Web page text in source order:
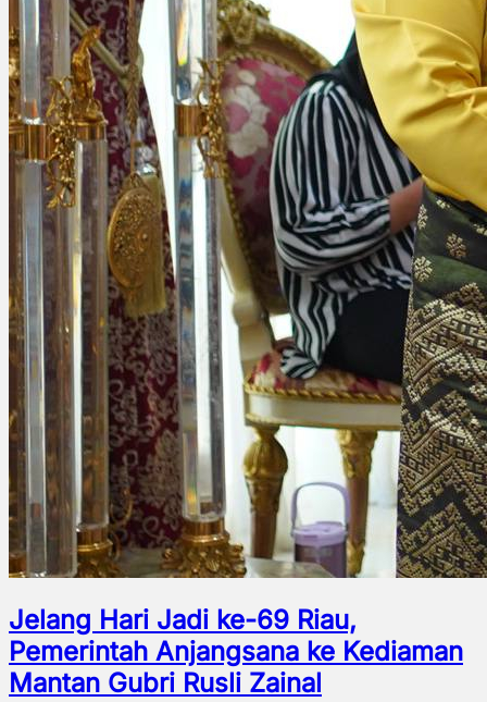
Jelang Hari Jadi ke-69 Riau,
Pemerintah Anjangsana ke Kediaman
Mantan Gubri Rusli Zainal